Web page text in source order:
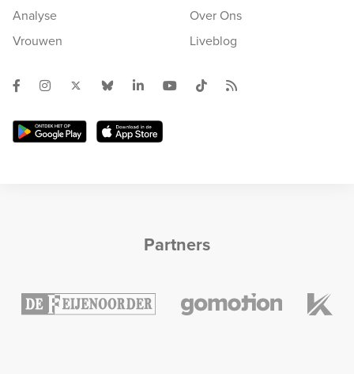
Analyse
Vrouwen
Over Ons
Liveblog
Partners